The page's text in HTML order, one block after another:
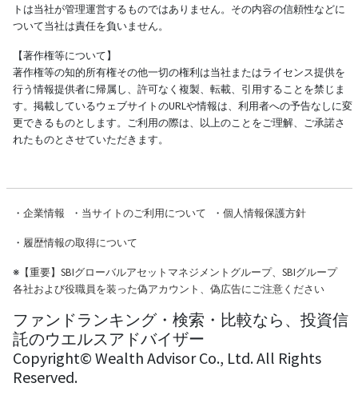
トは当社が管理運営するものではありません。その内容の信頼性などに
ついて当社は責任を負いません。
【著作権等について】
著作権等の知的所有権その他一切の権利は当社またはライセンス提供を
行う情報提供者に帰属し、許可なく複製、転載、引用することを禁じま
す。掲載しているウェブサイトのURLや情報は、利用者への予告なしに変
更できるものとします。ご利用の際は、以上のことをご理解、ご承諾さ
れたものとさせていただきます。
・ 企業情報 ・ 当サイトのご利用について ・ 個人情報保護方針
・ 履歴情報の取得について
※【重要】SBIグローバルアセットマネジメントグループ、SBIグループ
各社および役職員を装った偽アカウント、偽広告にご注意ください
ファンドランキング・検索・比較なら、投資信
託のウエルスアドバイザー
Copyright© Wealth Advisor Co., Ltd. All Rights
Reserved.